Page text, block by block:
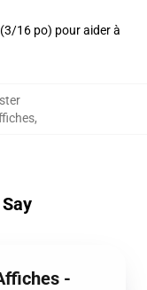
16 po) pour aider à
,
-